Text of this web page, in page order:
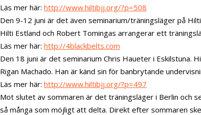
Läs mer här: http://www.hiltibjj.org/?p=508
Den 9-12 juni är det även seminarium/träningsläger på
Hilti Estland och Robert Tomingas arrangerar ett
Läs mer här: http://4blackbelts.com
Den 18 juni är det seminarium Chris Haueter i Eskilstuna.
Rigan Machado. Han är känd sin för banbrytande
Läs mer här: http://www.hiltibjj.org/?p=497
Mot slutet av sommaren är det träningsläger i Berlin och
så många som möjligt att delta. Direkt efter sommaren